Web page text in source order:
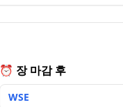
⏰ 장 마감 후
WSE